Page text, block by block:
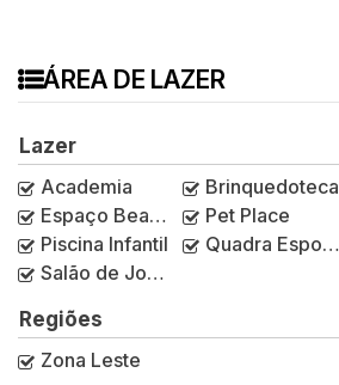
ÁREA DE LAZER
Lazer
Academia
Brinquedoteca
Espaço Beauty
Pet Place
Piscina Infantil
Quadra Esportiva
Salão de Jogos
Regiões
Zona Leste